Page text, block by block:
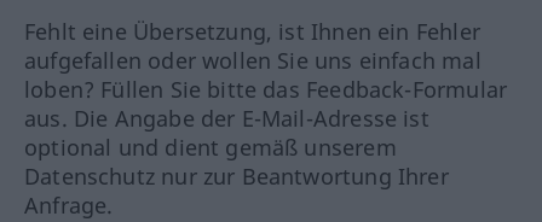
Fehlt eine Übersetzung, ist Ihnen ein Fehler
aufgefallen oder wollen Sie uns einfach mal
loben? Füllen Sie bitte das Feedback-Formular
aus. Die Angabe der E-Mail-Adresse ist
optional und dient gemäß unserem
Datenschutz nur zur Beantwortung Ihrer
Anfrage.